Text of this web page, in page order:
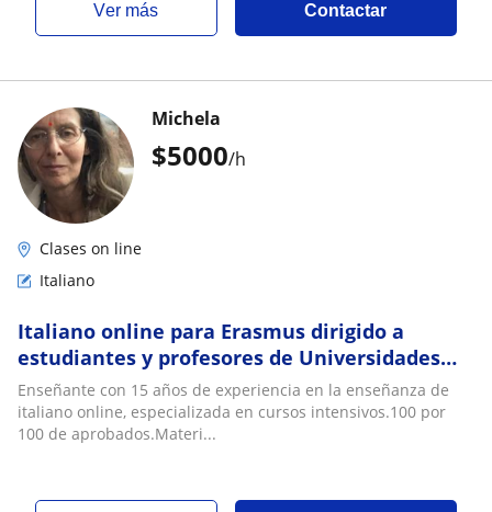
ver más Contactar
$5000/h
Michela
Clases on line
Italiano
Italiano online para Erasmus dirigido a
estudiantes y profesores de Universidades
españolas
Enseñante con 15 años de experiencia en la enseñanza de
italiano online, especializada en cursos intensivos.100 por
100 de aprobados.Materi...